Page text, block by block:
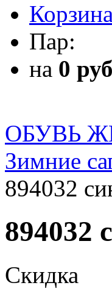
Корзина
Пар:
на 0
ОБУВЬ
Зимние
894032
894032
Скидка